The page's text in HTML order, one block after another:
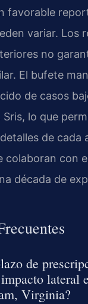
favorable
variar. Los
no
El bufete
de casos
Sris, lo que
de cada
colaboran con
década de
de
lateral
Virginia?